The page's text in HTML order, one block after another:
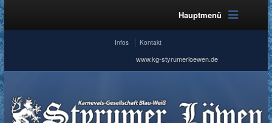
Hauptmenü
Infos Kontakt
www.kg-styrumerloewen.de